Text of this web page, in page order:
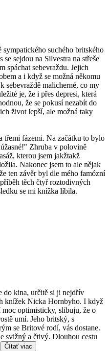
suchého britského
sejdou na Silvestra na střeše
spáchat sebevraždu. Jejich
a i když se možná někomu
sebevraždě malicherné, co my
je, že i přes depresi, která
že se pokusí nezabít do
život lepší, ale možná taky
třemi fázemi. Na začátku to bylo
Zhruba v polovině
kterou jsem jakžtakž
Nakonec jsem to ale nějak
ten závěr byl dle mého famózní
těch čtyř roztodivných
se mi knížka líbila.
do kina, určitě si ji nejdřív
knížek Nicka Hornbyho. I když
moc optimisticky, slibuju, že o
umí. Jeho britský, s
se Britové rodí, vás dostane.
svižný a čtivý. Dlouhou cestu
Čítať viac